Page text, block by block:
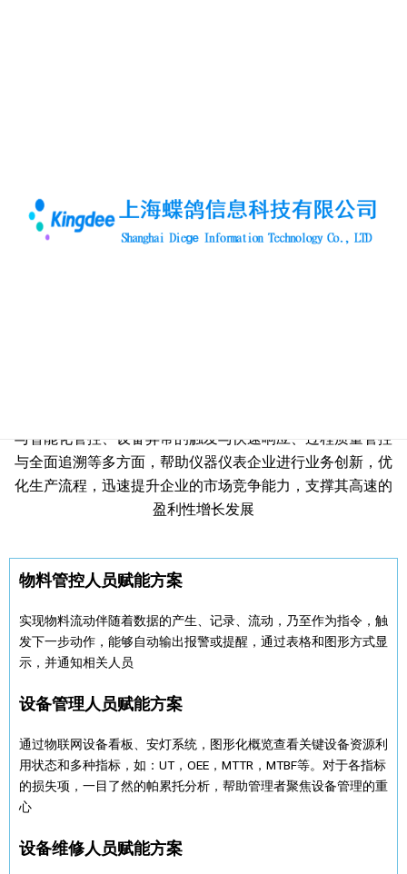
与智能化管控、设备异常的触发与快速响应、过程质量管控
与全面追溯等多方面，帮助仪器仪表企业进行业务创新，优
化生产流程，迅速提升企业的市场竞争能力，支撑其高速的
盈利性增长发展
物料管控人员赋能方案
实现物料流动伴随着数据的产生、记录、流动，乃至作为指令，触
发下一步动作，能够自动输出报警或提醒，通过表格和图形方式显
示，并通知相关人员
设备管理人员赋能方案
通过物联网设备看板、安灯系统，图形化概览查看关键设备资源利
用状态和多种指标，如：UT，OEE，MTTR，MTBF等。对于各指标
的损失项，一目了然的帕累托分析，帮助管理者聚焦设备管理的重
心
设备维修人员赋能方案